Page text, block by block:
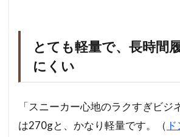
とても軽量で、長時間
にくい
「スニーカー心地のラクすぎビジ
は270gと、かなり軽量です。（